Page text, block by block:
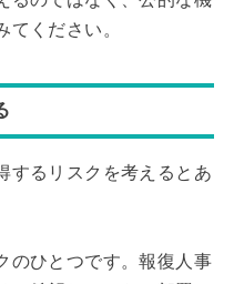
てください。
するリスクを考えるとあ
のひとつです。報復人事